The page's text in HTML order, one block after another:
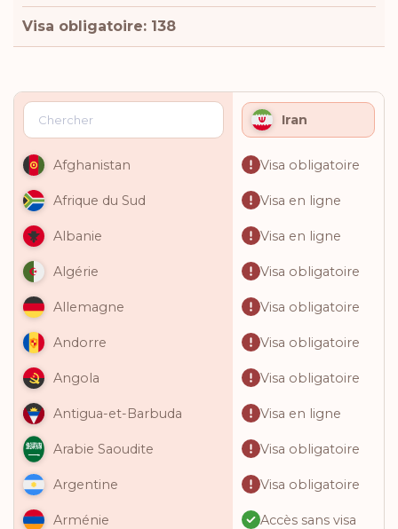
Visa obligatoire: 138
Iran
Afghanistan Visa obligatoire
Afrique du Sud Visa en ligne
Albanie Visa en ligne
Algérie Visa obligatoire
Allemagne Visa obligatoire
Andorre Visa obligatoire
Angola Visa obligatoire
Antigua-et-Barbuda Visa en ligne
Arabie Saoudite Visa obligatoire
Argentine Visa obligatoire
Arménie Accès sans visa